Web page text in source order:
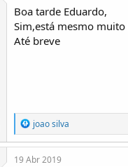
e
s
:
Boa tarde Eduardo,
Sim,está mesmo
Até breve
R
e
a
ç
joao silva
19 Abr 2019